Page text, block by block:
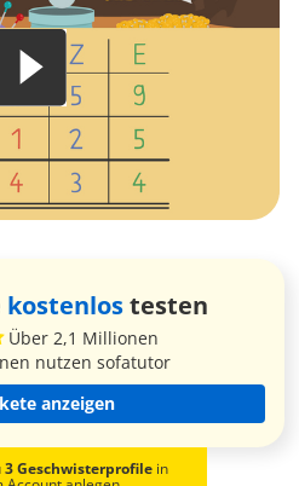
kostenlostesten
Über 2,1 Millionen
nutzen sofatutor
anzeigen
3 Geschwisterprofilein